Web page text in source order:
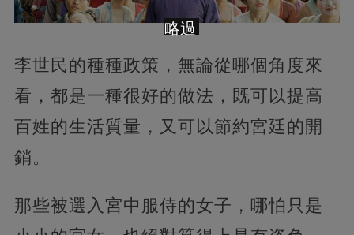
李世民的種種政策，無論從哪個角度來
看，都是一種很好的做法，既可以提高
百姓的生活質量，又可以節約宮廷的開
銷。
那些被選入宮中服侍的女子，哪怕只是
略過